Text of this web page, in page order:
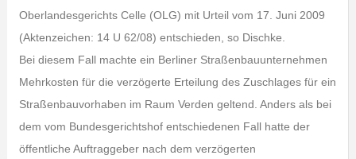
Oberlandesgerichts Celle (OLG) mit Urteil vom 17. Juni 2009
(Aktenzeichen: 14 U 62/08) entschieden, so Dischke.
Bei diesem Fall machte ein Berliner Straßenbauunternehmen
Mehrkosten für die verzögerte Erteilung des Zuschlages für ein
Straßenbauvorhaben im Raum Verden geltend. Anders als bei
dem vom Bundesgerichtshof entschiedenen Fall hatte der
öffentliche Auftraggeber nach dem verzögerten